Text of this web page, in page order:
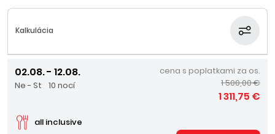
Kalkulácia
02.08. - 12.08.
Ne - St 10 nocí
all inclusive
cena s poplatkami za os.
1 500,00 €
1 311,75 €